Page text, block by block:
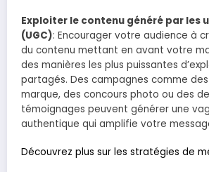
Exploiter le contenu généré par les
(UGC): Encourager votre audience à
du contenu mettant en avant votre
des manières les plus puissantes
partagés. Des campagnes comme
marque, des concours photo ou des
témoignages peuvent générer une
authentique qui amplifie votre
Découvrez plus sur les stratégies de